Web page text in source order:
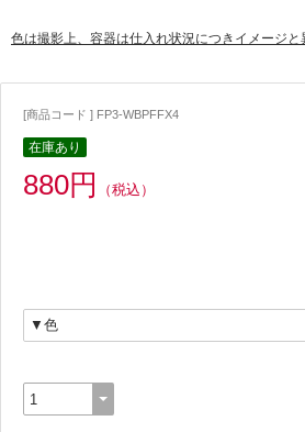
色は撮影上、容器は仕入れ状況につきイメージと
[商品コード ] FP3-WBPFFX4
在庫あり
880円 （税込）